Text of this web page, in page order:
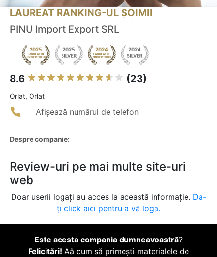
LAUREAT RANKING-UL ȘOIMII
PINU Import Export SRL
8.6 (23)
Orlat, Orlat
Afișează numărul de telefon
Despre companie:
Review-uri pe mai multe site-uri
web
Doar userii logați au acces la această informație. Da-
ți click aici pentru a vă loga.
Este acesta compania dumneavoastră?
Felicitări! Aă cum să primești materialele de